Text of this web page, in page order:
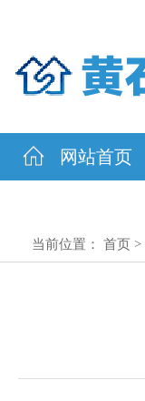
网站首页
当前位置： 首页 >